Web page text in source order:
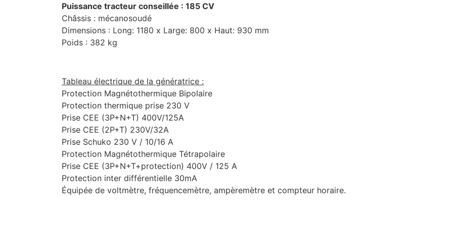
Puissance tracteur conseillée : 185 CV
Châssis : mécanosoudé
Dimensions : Long: 1180 x Large: 800 x Haut: 930 mm
Poids : 382 kg
Tableau électrique de la génératrice :
Protection Magnétothermique Bipolaire
Protection thermique prise 230 V
Prise CEE (3P+N+T) 400V/125A
Prise CEE (2P+T) 230V/32A
Prise Schuko 230 V / 10/16 A
Protection Magnétothermique Tétrapolaire
Prise CEE (3P+N+T+protection) 400V / 125 A
Protection inter différentielle 30mA
Équipée de voltmètre, fréquencemètre, ampèremètre et compteur horaire.